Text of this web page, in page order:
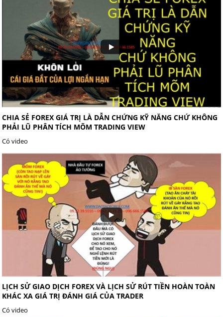
CHIA SẺ FOREX GIÁ TRỊ LÀ DẪN CHỨNG KỸ NĂNG CHỨ KHÔNG
PHẢI LŨ PHÂN TÍCH MÕM TRADING VIEW
Có video
LỊCH SỬ GIAO DỊCH FOREX VÀ LỊCH SỬ RÚT TIỀN HOÀN TOÀN
KHÁC XA GIÁ TRỊ ĐÁNH GIÁ CỦA TRADER
Có video